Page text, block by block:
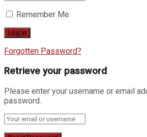
Remember Me
Forgotten Password?
Retrieve your password
Please enter your username or email
password.